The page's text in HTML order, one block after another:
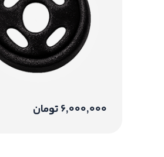
6,000,000 تومان